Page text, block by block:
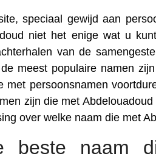
speciaal gewijd aan
niet het enige wat u
van de
meest populaire namen
met persoonsnamen
zijn die met
over welke naam die met
beste naam